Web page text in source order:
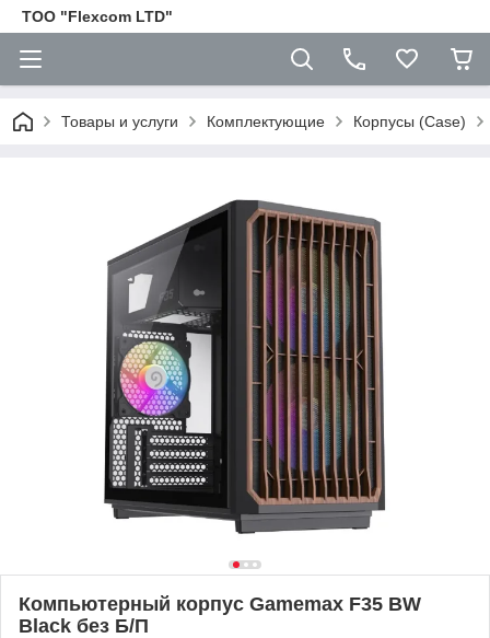
ТОО "Flexcom LTD"
Товары и услуги Комплектующие Корпусы (Case)
Компьютерный корпус Gamemax F35 BW
Black без Б/П